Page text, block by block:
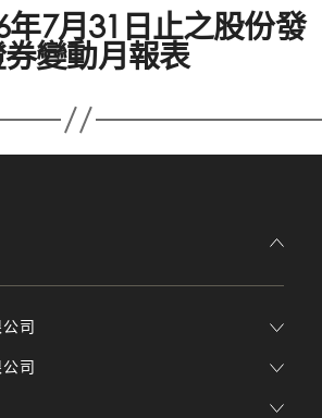
年7月31日止之股份發
變動月報表
司
司